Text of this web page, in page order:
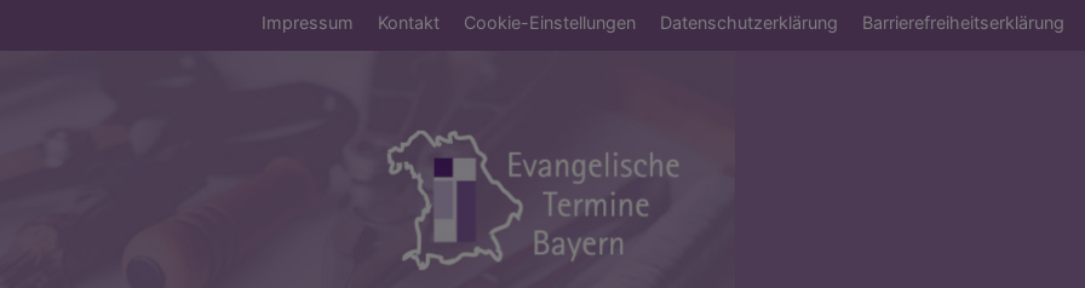
Fußbereichsmenü
Impressum Kontakt Cookie-Einstellungen Datenschutzerklärung Barrierefreiheitserklärung